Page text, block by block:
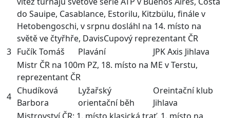
do Sauipe, Casablance, Estorilu, Kitzbülu, finále v
Hetobengoschi, v srpnu dosláhl na 14. místo na
světě ve čtyřhře, DavisCupový reprezentant ČR
3 Fučík Tomáš Plavání
JPK Axis Jihlava
Mistr ČR na 100m PZ, 18. místo na ME v Terstu,
reprezentant ČR
4
Chudíková
Barbora
Lyžařský
orientační běh
Oreintační klub
Jihlava